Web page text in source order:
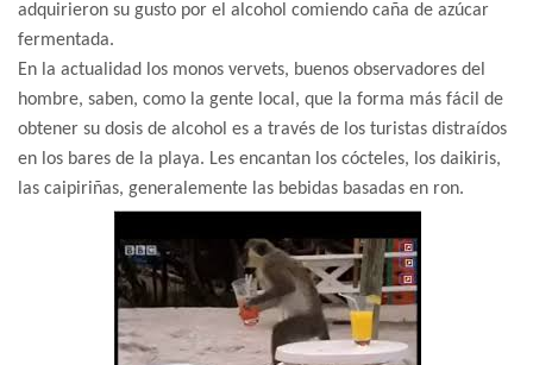
adquirieron su gusto por el alcohol comiendo caña de azúcar
fermentada.
En la actualidad los monos vervets, buenos observadores del
hombre, saben, como la gente local, que la forma más fácil de
obtener su dosis de alcohol es a través de los turistas distraídos
en los bares de la playa. Les encantan los cócteles, los daikiris,
las caipiriñas, generalemente las bebidas basadas en ron.